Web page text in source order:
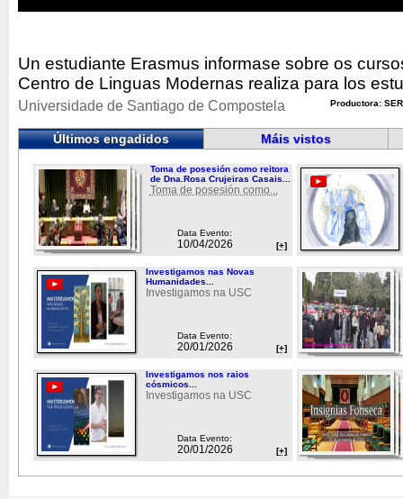
Un estudiante Erasmus informase sobre os
Centro de Linguas Modernas realiza para los
Productora:
Universidade de Santiago de Compostela
Últimos engadidos Máis vistos
Toma de posesión como reitora
de Dna.Rosa Crujeiras Casais...
Toma de posesión como...
Data Evento:
10/04/2026 [+]
Investigamos nas Novas
Humanidades...
Investigamos na USC
Data Evento:
20/01/2026 [+]
Investigamos nos raios
cósmicos...
Investigamos na USC
Data Evento:
20/01/2026 [+]